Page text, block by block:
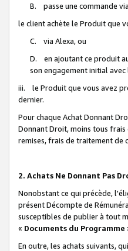
B. passe une commande
le client achète le Produit que
C. via Alexa, ou
D. en ajoutant ce produit
son engagement initial
iii. le Produit que vous avez
dernier.
Pour chaque Achat Donnant
Donnant Droit, moins tous
remises, frais de traitement de
2. Achats Ne Donnant Pas
Nonobstant ce qui précède,
présent Décompte de
susceptibles de publier à tout
« Documents du Programme
En outre, les achats suivants,